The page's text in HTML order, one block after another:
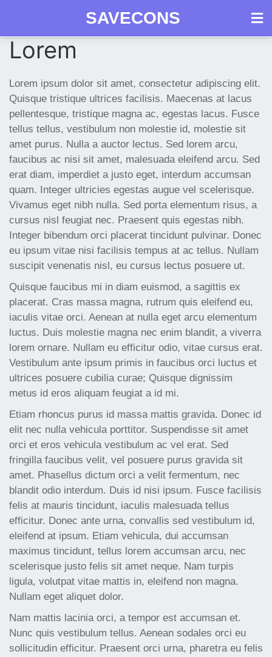
Skip
SAVECONS
Как
Lorem
Lorem ipsum dolor sit amet, consectetur adipiscing elit.
Quisque tristique ultrices facilisis. Maecenas at lacus
pellentesque, tristique magna ac, egestas lacus. Fusce
tellus tellus, vestibulum non molestie id, molestie sit
amet purus. Nulla a auctor lectus. Sed lorem arcu,
faucibus ac nisi sit amet, malesuada eleifend arcu. Sed
erat diam, imperdiet a justo eget, interdum accumsan
quam. Integer ultricies egestas augue vel scelerisque.
Vivamus eget nibh nulla. Sed porta elementum risus, a
cursus nisl feugiat nec. Praesent quis egestas nibh.
Integer bibendum orci placerat tincidunt pulvinar. Donec
eu ipsum vitae nisi facilisis tempus at ac tellus. Nullam
suscipit venenatis nisl, eu cursus lectus posuere ut.
Quisque faucibus mi in diam euismod, a sagittis ex
placerat. Cras massa magna, rutrum quis eleifend eu,
iaculis vitae orci. Aenean at nulla eget arcu elementum
luctus. Duis molestie magna nec enim blandit, a viverra
lorem ornare. Nullam eu efficitur odio, vitae cursus erat.
Vestibulum ante ipsum primis in faucibus orci luctus et
ultrices posuere cubilia curae; Quisque dignissim
metus id eros aliquam feugiat a id mi.
Etiam rhoncus purus id massa mattis gravida. Donec id
elit nec nulla vehicula porttitor. Suspendisse sit amet
orci et eros vehicula vestibulum ac vel erat. Sed
fringilla faucibus velit, vel posuere purus gravida sit
amet. Phasellus dictum orci a velit fermentum, nec
blandit odio interdum. Duis id nisi ipsum. Fusce facilisis
felis at mauris tincidunt, iaculis malesuada tellus
efficitur. Donec ante urna, convallis sed vestibulum id,
eleifend at ipsum. Etiam vehicula, dui accumsan
maximus tincidunt, tellus lorem accumsan arcu, nec
scelerisque justo felis sit amet neque. Nam turpis
ligula, volutpat vitae mattis in, eleifend non magna.
Nullam eget aliquet dolor.
Nam mattis lacinia orci, a tempor est accumsan et.
Nunc quis vestibulum tellus. Aenean sodales orci eu
sollicitudin efficitur. Praesent orci urna, pharetra eu felis